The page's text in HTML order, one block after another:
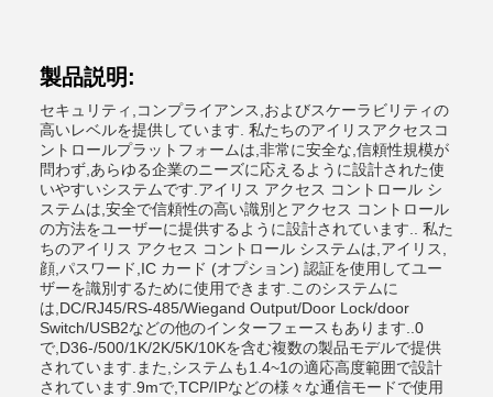
製品説明:
セキュリティ,コンプライアンス,およびスケーラビリティの
高いレベルを提供しています. 私たちのアイリスアクセスコ
ントロールプラットフォームは,非常に安全な,信頼性規模が
問わず,あらゆる企業のニーズに応えるように設計された使
いやすいシステムです.アイリス アクセス コントロール シ
ステムは,安全で信頼性の高い識別とアクセス コントロール
の方法をユーザーに提供するように設計されています.. 私た
ちのアイリス アクセス コントロール システムは,アイリス,
顔,パスワード,IC カード (オプション) 認証を使用してユー
ザーを識別するために使用できます.このシステムに
は,DC/RJ45/RS-485/Wiegand Output/Door Lock/door
Switch/USB2などの他のインターフェースもあります..0
で,D36-/500/1K/2K/5K/10Kを含む複数の製品モデルで提供
されています.また,システムも1.4~1の適応高度範囲で設計
されています.9mで,TCP/IPなどの様々な通信モードで使用